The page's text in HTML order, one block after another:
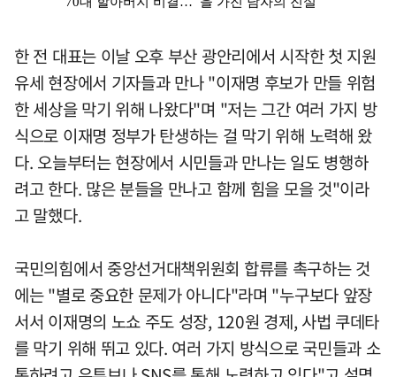
한 전 대표는 이날 오후 부산 광안리에서 시작한 첫 지원
유세 현장에서 기자들과 만나 "이재명 후보가 만들 위험
한 세상을 막기 위해 나왔다"며 "저는 그간 여러 가지 방
식으로 이재명 정부가 탄생하는 걸 막기 위해 노력해 왔
다. 오늘부터는 현장에서 시민들과 만나는 일도 병행하
려고 한다. 많은 분들을 만나고 함께 힘을 모을 것"이라
고 말했다.
국민의힘에서 중앙선거대책위원회 합류를 촉구하는 것
에는 "별로 중요한 문제가 아니다"라며 "누구보다 앞장
서서 이재명의 노쇼 주도 성장, 120원 경제, 사법 쿠데타
를 막기 위해 뛰고 있다. 여러 가지 방식으로 국민들과 소